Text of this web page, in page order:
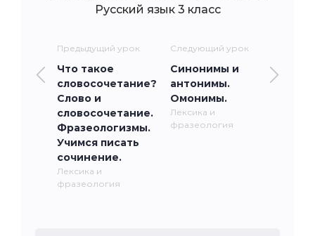
Русский язык 3 класс
Предыдущий урок
Что такое
словосочетание?
Слово и
словосочетание.
Фразеологизмы.
Учимся писать
сочинение.
Лексика и
фразеология
Следующий урок
Синонимы и
антонимы.
Омонимы.
Лексика и
фразеология